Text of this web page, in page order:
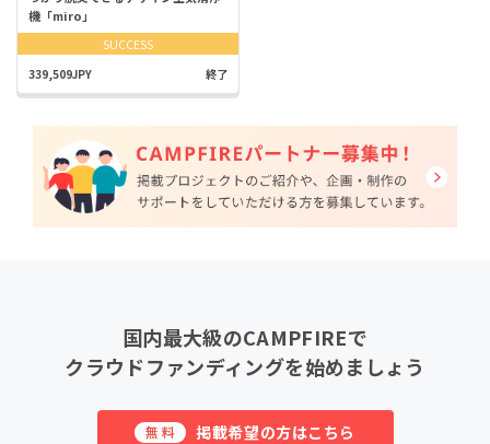
機「miro」
SUCCESS
339,509JPY 終了
国内最大級のCAMPFIREで
クラウドファンディングを始めましょう
無料 掲載希望の方はこちら